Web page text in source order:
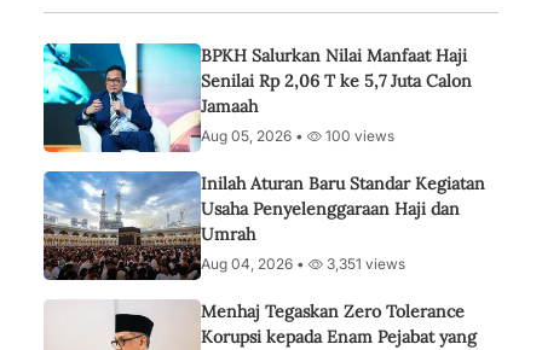
BPKH Salurkan Nilai Manfaat Haji
Senilai Rp 2,06 T ke 5,7 Juta Calon
Jamaah
Aug 05, 2026 • 100 views
Inilah Aturan Baru Standar Kegiatan
Usaha Penyelenggaraan Haji dan
Umrah
Aug 04, 2026 • 3,351 views
Menhaj Tegaskan Zero Tolerance
Korupsi kepada Enam Pejabat yang